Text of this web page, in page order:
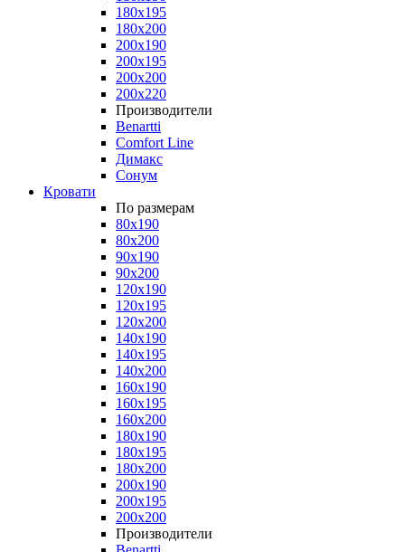
180x195
180x200
200x190
200x195
200x200
200x220
Производители
Benartti
Comfort Line
Димакс
Сонум
Кровати
По размерам
80x190
80x200
90x190
90x200
120x190
120x195
120x200
140x190
140x195
140x200
160x190
160x195
160x200
180x190
180x195
180x200
200x190
200x195
200x200
Производители